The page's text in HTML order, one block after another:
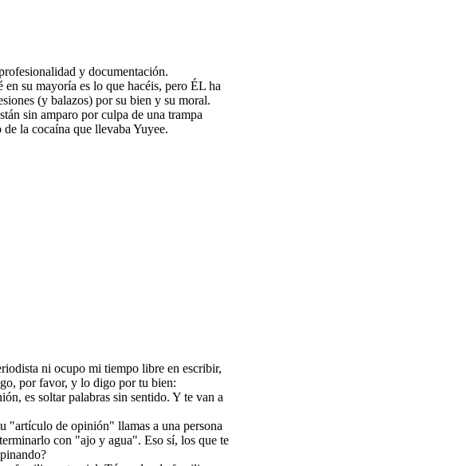
y documentación.
su mayoría es lo que hacéis, pero ÉL ha
(y balazos) por su bien y su moral.
sin amparo por culpa de una trampa
la cocaína que llevaba Yuyee.
ni ocupo mi tiempo libre en escribir,
por favor, y lo digo por tu bien:
es soltar palabras sin sentido. Y te van a
"artículo de opinión" llamas a una persona
con "ajo y agua". Eso sí, los que te